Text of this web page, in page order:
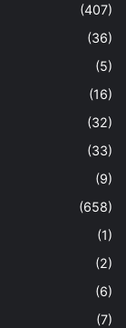
(407)
(36)
(5)
(16)
(32)
(33)
(9)
(658)
(1)
(2)
(6)
(7)